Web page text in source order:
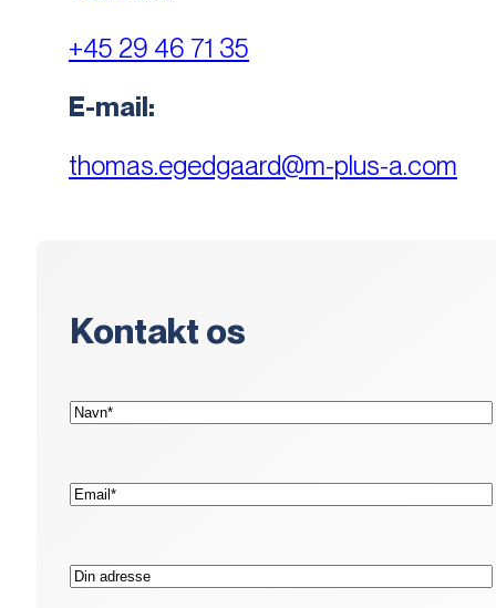
+45 29 46 71 35
E-mail:
thomas.egedgaard@m-plus-a.com
Kontakt os
Navn*
E-
mail*
Adresse